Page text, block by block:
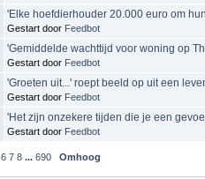
'Elke hoefdierhouder 20.000 euro om
Gestart door Feedbot
'Gemiddelde wachttijd voor woning op
Gestart door Feedbot
'Groeten uit...' roept beeld op uit een
Gestart door Feedbot
'Het zijn onzekere tijden die je een
Gestart door Feedbot
6 7 8 ...690 Omhoog